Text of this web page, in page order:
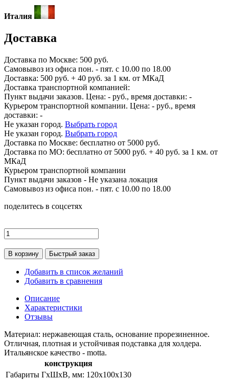
Италия
Доставка
Доставка по Москве: 500 руб.
Самовывоз из офиса пон. - пят. с 10.00 по 18.00
Доставка: 500 руб. + 40 руб. за 1 км. от МКаД
Доставка транспортной компанией:
Пункт выдачи заказов. Цена: - руб., время доставки: -
Курьером транспортной компании. Цена: - руб., время
доставки: -
Не указан город. Выбрать город
Не указан город. Выбрать город
Доставка по Москве: бесплатно от 5000 руб.
Доставка по МО: бесплатно от 5000 руб. + 40 руб. за 1 км. от
МКаД
Курьером транспортной компании
Пункт выдачи заказов - Не указана локация
Самовывоз из офиса пон. - пят. с 10.00 по 18.00
поделитесь в соцсетях
В корзину Быстрый заказ
Добавить в список желаний
Добавить в сравнения
Описание
Характеристики
Отзывы
Материал: нержавеющая сталь, основание прорезиненное.
Отличная, плотная и устойчивая подставка для холдера.
Итальянское качество - motta.
конструкция
Габариты ГхШхВ, мм: 120х100х130